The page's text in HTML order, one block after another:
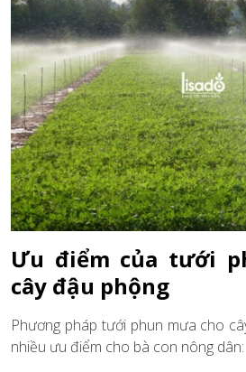
Ưu điểm của tưới
cây đậu phộng
Phương pháp tưới phun mưa cho
nhiều ưu điểm cho bà con nông dân: